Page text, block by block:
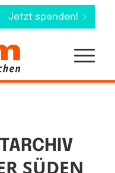
Jetzt spenden!
SÜDEN